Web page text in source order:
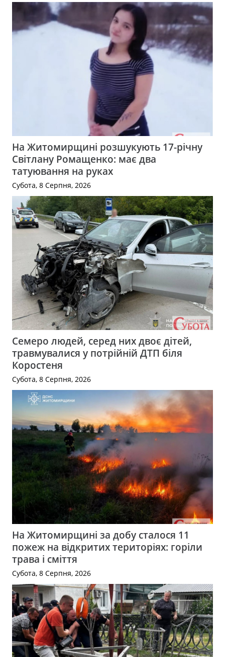
На Житомирщині розшукують 17-річну
Світлану Ромащенко: має два
татуювання на руках
Субота, 8 Серпня, 2026
Семеро людей, серед них двоє дітей,
травмувалися у потрійній ДТП біля
Коростеня
Субота, 8 Серпня, 2026
На Житомирщині за добу сталося 11
пожеж на відкритих територіях: горіли
трава і сміття
Субота, 8 Серпня, 2026